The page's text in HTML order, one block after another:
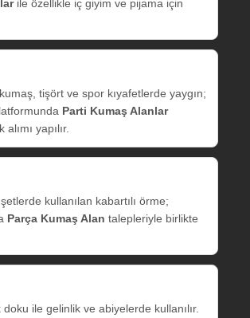
ile özellikle iç giyim ve pijama için
tişört ve spor kıyafetlerde yaygın;
Parti Kumaş Alanlar
yapılır.
kullanılan kabartılı örme;
Parça Kumaş Alan talepleriyle birlikte
ile gelinlik ve abiyelerde kullanılır.